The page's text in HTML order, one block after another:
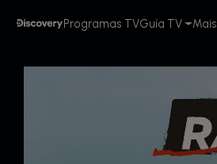
Programas TVGuía TV Mais